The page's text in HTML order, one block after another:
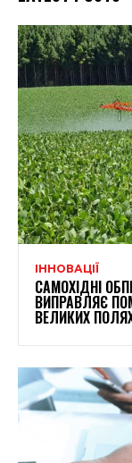
ІННОВАЦІЇ
САМОХІДНІ
ВИПРАВЛЯЄ
ВЕЛИКИХ